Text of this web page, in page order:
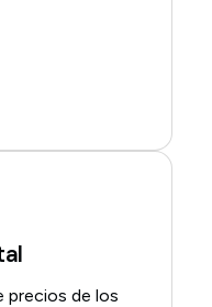
precios de los